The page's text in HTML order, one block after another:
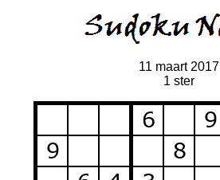
11 maart 2017
1 ster